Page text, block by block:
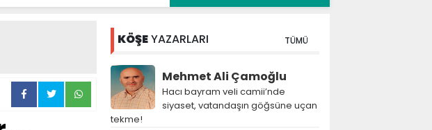
KÖŞEYAZARLARI TÜMÜ
Mehmet Ali Çamoğlu
Hacı bayram veli camii’nde
siyaset, vatandaşın göğsüne uçan
tekme!